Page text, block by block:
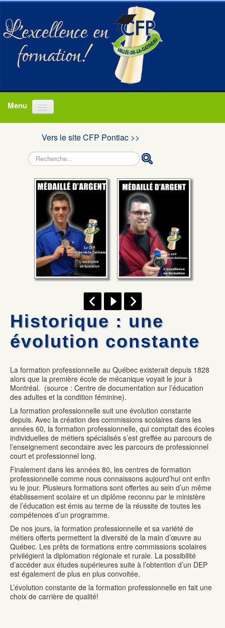
Programmes
Actualités
Nous joindre
Facebook
Vers le site CFP Pontiac >>
Rechercher
Historique : une
évolution constante
La formation professionnelle au Québec existerait depuis 1828
alors que la première école de mécanique voyait le jour à
Montréal. (source : Centre de documentation sur l’éducation
des adultes et la condition féminine).
La formation professionnelle suit une évolution constante
depuis. Avec la création des commissions scolaires dans les
années 60, la formation professionnelle, qui comptait des écoles
individuelles de métiers spécialisés s’est greffée au parcours de
l’enseignement secondaire avec les parcours de professionnel
court et professionnel long.
Finalement dans les années 80, les centres de formation
professionnelle comme nous connaissons aujourd’hui ont enfin
vu le jour. Plusieurs formations sont offertes au sein d’un même
établissement scolaire et un diplôme reconnu par le ministère
de l’éducation est émis au terme de la réussite de toutes les
compétences d’un programme.
De nos jours, la formation professionnelle et sa variété de
métiers offerts permettent la diversité de la main d’œuvre au
Québec. Les prêts de formations entre commissions scolaires
privilégient la diplomation régionale et rurale. La possibilité
d’accéder aux études supérieures suite à l’obtention d’un DEP
est également de plus en plus convoitée.
L’évolution constante de la formation professionnelle en fait une
choix de carrière de qualité!